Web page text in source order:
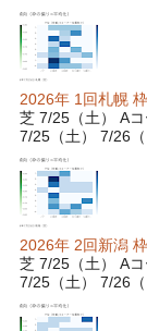
2026年 1回札幌
芝 7/25（土） A
7/25（土） 7/26
2026年 2回新潟
芝 7/25（土） A
7/25（土） 7/26